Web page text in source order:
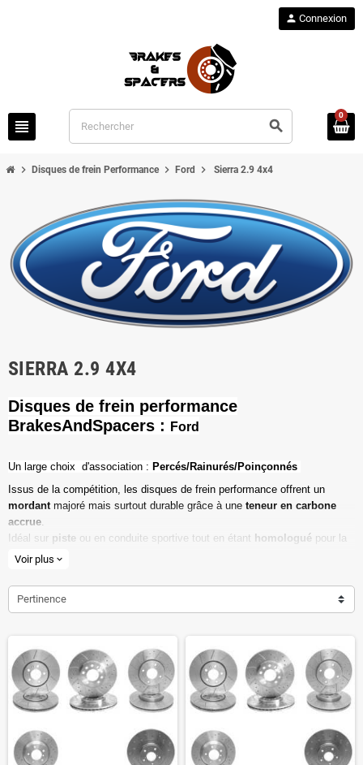
view_headline search
person Connexion
0
chevron_right Disques de frein Performance chevron_right Ford chevron_right Sierra 2.9 4x4
SIERRA 2.9 4X4
Disques de frein performance
BrakesAndSpacers :
Ford
Un l arge choix d'association : Percés/Rainurés/Poinçonnés
Issus de la compétition, les disques de frein performance offrent un
mordant majoré mais surtout durable grâce à une teneur en carbone
accrue.
Idéal sur piste ou en conduite sportive tout en étant homologué pour la
route ouverte.
Dimensions d'origine respectées
Installation en lieu et place.
Homologué pour le contrôle technique
Voir plus expand_more
Pertinence